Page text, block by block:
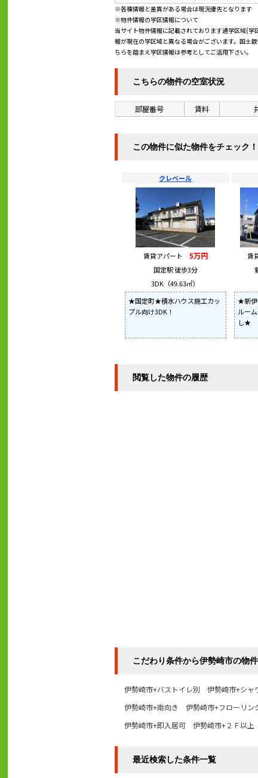
※各種情報と差異がある場合は現況優先となります
※物件情報の学区情報について
当サイト物件情報に記載されております通学区域(
報が現在の学区域と異なる場合がございます。国土
ちらを踏まえ学区情報は参考としてご活用下さい。
こちらの物件の空室状況
部屋番号 賃料
この物件に似た物件をチェック！
クレベール
賃貸アパート 5万円
国定駅 徒歩3分
3DK（49.63㎡）
★国定町★積水ハウス施工カッ
プル向け3DK！
賃
★新伊
ルー
し★
閲覧した物件の履歴
こだわり条件から伊勢崎市の物
伊勢崎市+バストイレ別 伊勢崎市+シャ
伊勢崎市+南向き
伊勢崎市+フローリン
伊勢崎市+即入居可
伊勢崎市+２Ｆ以上
最近検索した条件一覧